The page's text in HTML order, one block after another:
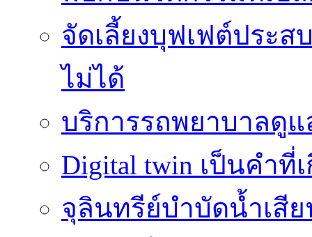
จัดเลี้ยงบุฟเฟต์ประ
ไม่ได้
บริการรถพยาบาลดู
Digital twin เป็นคำที่
จุลินทรีย์บำบัดน้ำเสี